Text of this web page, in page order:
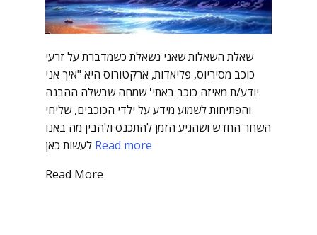
שאלת השאלות שאני נשאלת כשמדברת על זרעי
כוכב מסיריוס, פליאדות, ארקטורוס היא "איך אני
יודע/ת מאיזה כוכב באתי' שמחה שבשלה ההבנה
והפתיחות לשמוע מידע על ילדי הכוכבים, שליחי
השחר החדש ושהגיע הזמן להתכנס ולהבין מה באנו
Read more
Read More